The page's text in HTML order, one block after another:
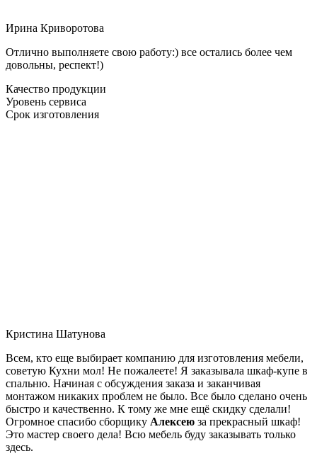
Ирина Криворотова
Отлично выполняете свою работу:) все остались более чем
довольны, респект!)
Качество продукции
Уровень сервиса
Срок изготовления
Кристина Шатунова
Всем, кто еще выбирает компанию для изготовления мебели,
советую Кухни мол! Не пожалеете! Я заказывала шкаф-купе в
спальню. Начиная с обсуждения заказа и заканчивая
монтажом никаких проблем не было. Все было сделано очень
быстро и качественно. К тому же мне ещё скидку сделали!
Огромное спасибо сборщику Алексею за прекрасный шкаф!
Это мастер своего дела! Всю мебель буду заказывать только
здесь.